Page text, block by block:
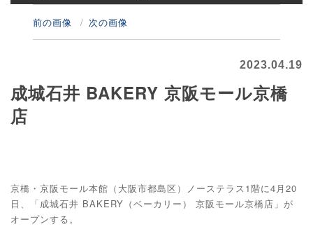
前の画像 次の画像
2023.04.19
成城石井 BAKERY 京阪モール京橋
店
京橋・京阪モール本館（大阪市都島区）ノーステラス1階に4月20
日、「成城石井 BAKERY（ベーカリー） 京阪モール京橋店」が
オープンする。